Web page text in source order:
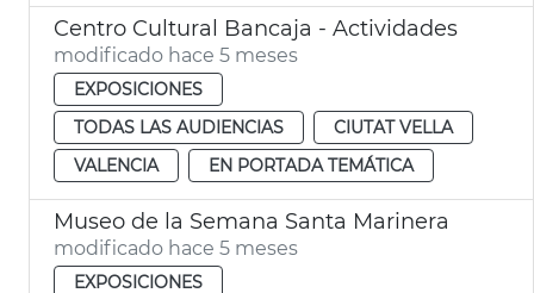
Centro Cultural Bancaja - Actividades
modificado hace 5 meses
EXPOSICIONES
TODAS LAS AUDIENCIAS
CIUTAT VELLA
VALENCIA
EN PORTADA TEMÁTICA
Museo de la Semana Santa Marinera
modificado hace 5 meses
EXPOSICIONES